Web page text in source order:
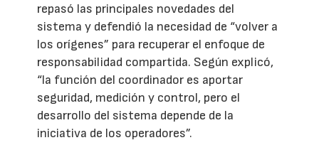
repasó las principales novedades del
sistema y defendió la necesidad de “volver a
los orígenes” para recuperar el enfoque de
responsabilidad compartida. Según explicó,
“la función del coordinador es aportar
seguridad, medición y control, pero el
desarrollo del sistema depende de la
iniciativa de los operadores”.